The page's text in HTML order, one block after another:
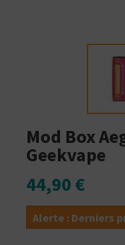
Mod Box
Geekvape
44,90 €
Alerte : Derniers